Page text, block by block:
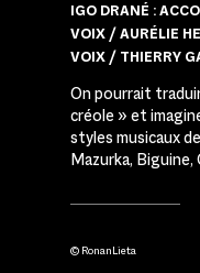
IGO DRANÉ :
VOIX / AURÉLIE
VOIX / THIERRY
On pourrait
créole » et
styles musicaux
Mazurka,
© RonanLieta